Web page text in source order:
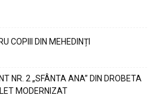
COPIII DIN MEHEDINȚI
NR. 2 „SFÂNTA ANA” DIN DROBETA
MODERNIZAT